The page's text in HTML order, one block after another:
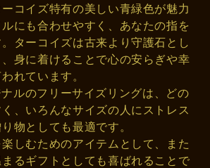
コイズ特有の美しい青緑色が魅力
にも合わせやすく、あなたの指を
ターコイズは古来より守護石とし
身に着けることで心の安らぎや幸
れています。
ルのフリーサイズリングは、どの
、いろんなサイズの人にストレス
物としても最適です。
しむためのアイテムとして、また
るギフトとしても喜ばれることで